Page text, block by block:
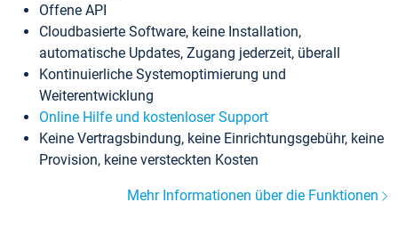
Offene API
Cloudbasierte Software, keine Installation,
automatische Updates, Zugang jederzeit, überall
Kontinuierliche Systemoptimierung und
Weiterentwicklung
Online Hilfe und kostenloser Support
Keine Vertragsbindung, keine Einrichtungsgebühr, keine
Provision, keine versteckten Kosten
Mehr Informationen über die Funktionen